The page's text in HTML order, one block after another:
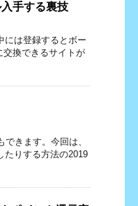
手する裏技
には登録するとボー
換できるサイトが
きます。今回は、
たりする方法の2019